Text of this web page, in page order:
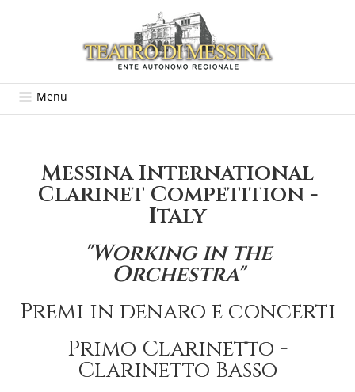
Menu
Messina International
Clarinet Competition -
Italy
"Working in the
Orchestra"
Premi in denaro e concerti
Primo Clarinetto -
Clarinetto Basso